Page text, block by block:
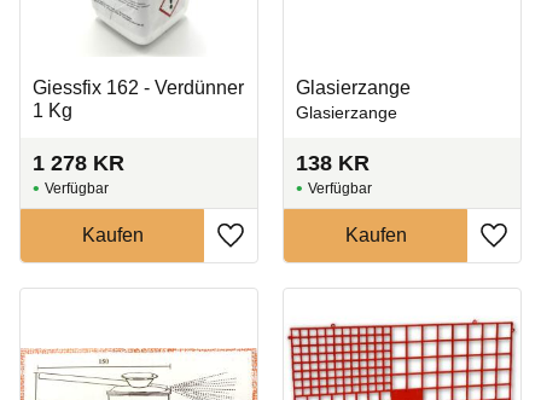
Giessfix 162 - Verdünner
1 Kg
1 278 KR
Zu Favoriten hinzufügen
Glasierzange
Glasierzange
138 KR
Zu